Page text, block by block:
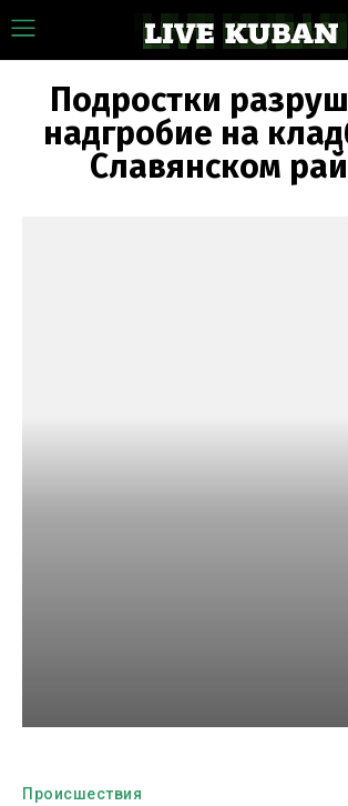
Подростки
надгробие на
Славянском
Происшествия